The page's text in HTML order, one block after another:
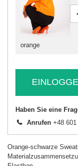
orange
Haben Sie eine
Anrufen +48
Orange-schwarze